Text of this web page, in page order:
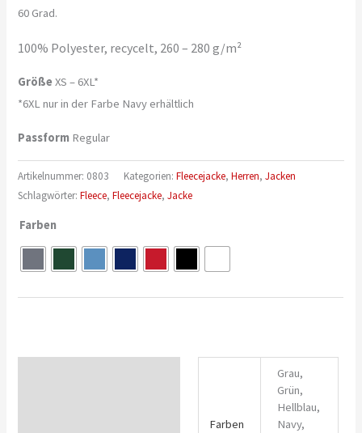
60 Grad.
100% Polyester, recycelt, 260 – 280 g/m²
GrößeXS – 6XL*
*6XL nur in der Farbe Navy erhältlich
Passform Regular
Artikelnummer: 0803 Kategorien:Fleecejacke,Herren,Jacken
Schlagwörter:Fleece,Fleecejacke,Jacke
Farben
Farben
Grau,
Grün,
Hellblau,
Navy,